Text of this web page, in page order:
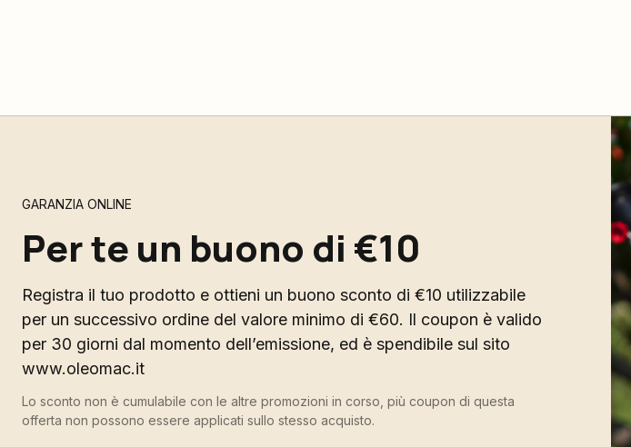
GARANZIA ONLINE
Per te un buono di €10
Registra il tuo prodotto e ottieni un buono sconto di €10 utilizzabile
per un successivo ordine del valore minimo di €60. Il coupon è valido
per 30 giorni dal momento dell’emissione, ed è spendibile sul sito
www.oleomac.it
Lo sconto non è cumulabile con le altre promozioni in corso, più coupon di questa
offerta non possono essere applicati sullo stesso acquisto.